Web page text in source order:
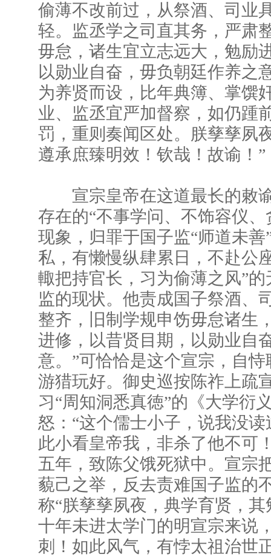
偷薄不改前过，从祭酒、司业
轻。监丞学之司直其务，严肃
毋怠，诸生宜立志远大，勉励
以勋业自奋，毋负朝廷作养之
为养贤而设，比年典簿、掌馔
业、监丞宜严加督察，如仍踵
罚，重则奏闻区处。朕孳孳夙
遵承庶臻明效！钦哉！故谕！”
宣宗皇帝在这道最长的敕
存在的“不事学问、不饰容仪
现象，归罪于国子监“师道未善
私，有懒慢纵肆累日，不赴公
輙把持官长，习为偷薄之风”
监的现状。他责成国子祭酒、
整齐，旧制学规申饬毋怠诸生
进修，以昔贤目期，以勋业自
意。”可恰恰是这个宣宗，自
游猎玩好。御史巡按陈祚上疏
习“周知洞悉真徳”的《大学衍
怒：“这个儒士小子，说我没
此小看皇帝我，非杀了他不可
五年，致陈父饿死狱中。宣宗
藐己之举，反去责难国子监的
称“朕孳孳夙夜，典学育贤，
十年未进太学门的明宣宗来说
刺！如此风气，有悖太祖治世